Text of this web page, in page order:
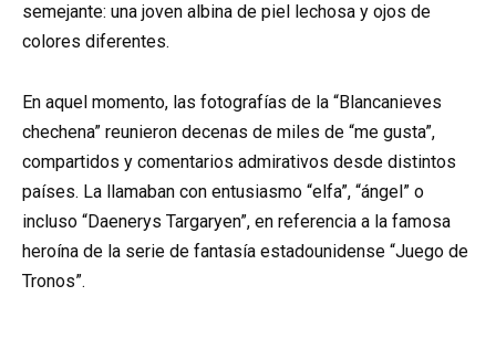
semejante: una joven albina de piel lechosa y ojos de
colores diferentes.
En aquel momento, las fotografías de la “Blancanieves
chechena” reunieron decenas de miles de “me gusta”,
compartidos y comentarios admirativos desde distintos
países. La llamaban con entusiasmo “elfa”, “ángel” o
incluso “Daenerys Targaryen”, en referencia a la famosa
heroína de la serie de fantasía estadounidense “Juego de
Tronos”.